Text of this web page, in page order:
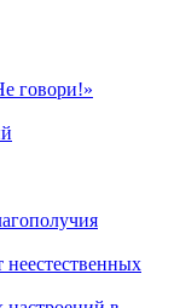
говори!»